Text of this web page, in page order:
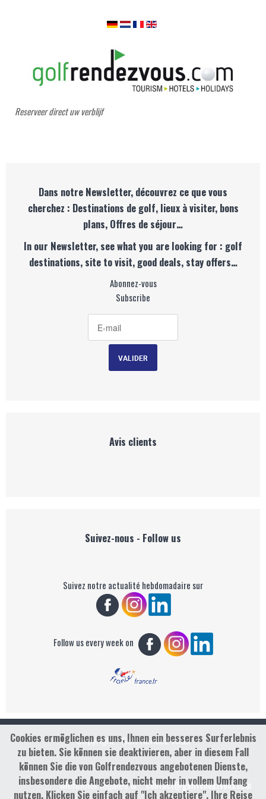
Reserveer direct uw verblijf
Dans notre Newsletter, découvrez ce que vous
cherchez : Destinations de golf, lieux à visiter, bons
plans, Offres de séjour…
In our Newsletter, see what you are looking for : golf
destinations, site to visit, good deals, stay offers…
Abonnez-vous
Subscribe
Avis clients
Suivez-nous - Follow us
Suivez notre actualité hebdomadaire sur
Follow us every week on
Copyright : Golf Rendez-vous
Mentions légales &
contact@golfrendezvous.com
Cookies ermöglichen es uns, Ihnen ein besseres Surferlebnis
zu bieten. Sie können sie deaktivieren, aber in diesem Fall
können Sie die von Golfrendezvous angebotenen Dienste,
insbesondere die Angebote, nicht mehr in vollem Umfang
nutzen. Klicken Sie einfach auf "Ich akzeptiere", Ihre Reise